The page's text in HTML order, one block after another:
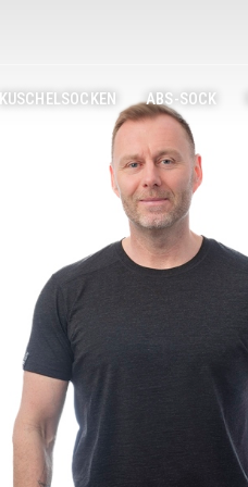
KUSCHELSOCKEN ABS-SOCK